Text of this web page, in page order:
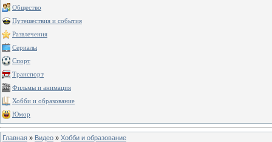
Общество
Путешествия и события
Развлечения
Сериалы
Спорт
Транспорт
Фильмы и анимация
Хобби и образование
Юмор
Главная » Видео » Хобби и образование